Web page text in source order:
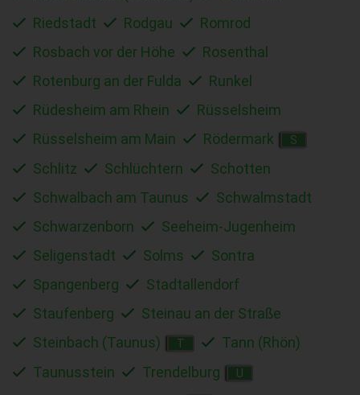
Riedstadt
Rodgau
Romrod
Rosbach vor der Höhe
Rosenthal
Rotenburg an der Fulda
Runkel
Rüdesheim am Rhein
Rüsselsheim
Rüsselsheim am Main
Rödermark S
Schlitz Schlüchtern
Schotten
Schwalbach am Taunus
Schwalmstadt
Schwarzenborn
Seeheim-Jugenheim
Seligenstadt
Solms
Sontra
Spangenberg
Stadtallendorf
Staufenberg
Steinau an der Straße
Steinbach (Taunus)
T
Tann (Rhön)
Taunusstein
Trendelburg U